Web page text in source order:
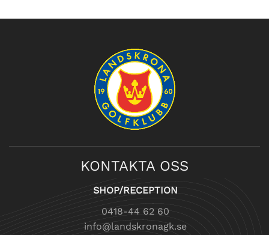
KONTAKTA OSS
SHOP/RECEPTION
0418-44 62 60
info@landskronagk.se